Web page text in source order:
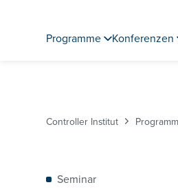
Programme Konferenzen
Controller Institut
Seminar